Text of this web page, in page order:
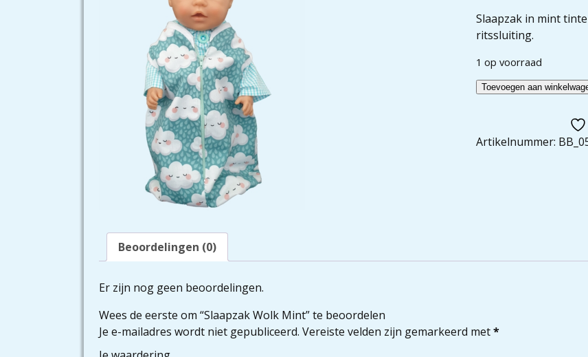
Slaapzak in mint
ritssluiting.
1 op voorraad
Toevoegen aan
Artikelnummer:
Beoordelingen (0)
Er zijn nog geen beoordelingen.
Wees de eerste om “Slaapzak Wolk Mint” te beoordelen
Je e-mailadres wordt niet gepubliceerd. Vereiste velden zijn gemarkeerd met*